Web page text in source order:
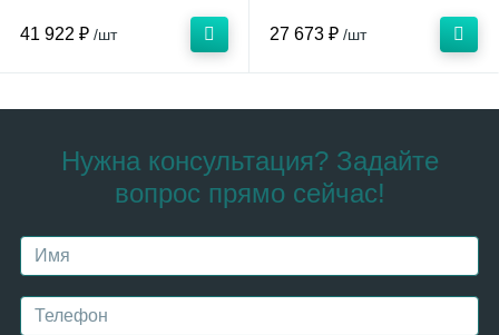
41 922 ₽ /шт 27 673 ₽ /шт
Нужна консультация? Задайте
вопрос прямо сейчас!